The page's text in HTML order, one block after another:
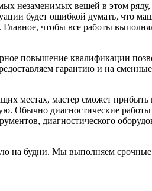
незаменимых вещей в этом
будет ошибкой думать, что
Главное, чтобы все работы
повышение квалификации
гарантию и на сменные
местах, мастер сможет прибыть
Обычно диагностические
диагностического
на будни. Мы выполняем срочные